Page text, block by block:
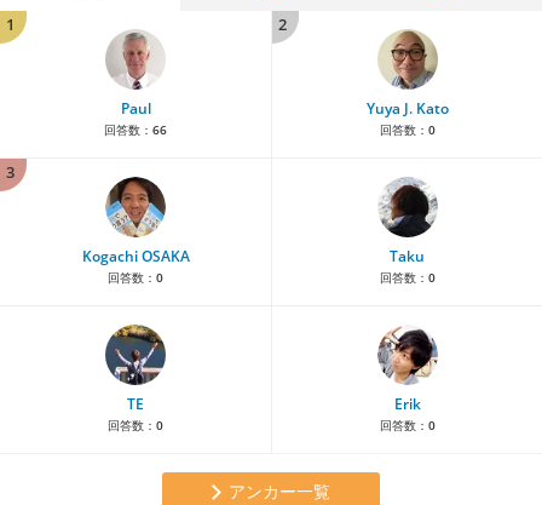
1
Paul
回答数： 66
2
Yuya J. Kato
回答数： 0
3
Kogachi OSAKA
回答数： 0
Taku
回答数： 0
TE
回答数： 0
Erik
回答数： 0
アンカー一覧